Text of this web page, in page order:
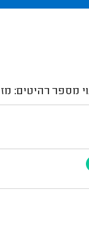
מספר רהיטים: